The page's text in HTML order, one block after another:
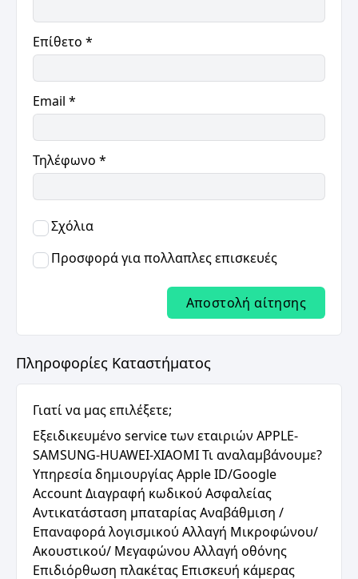
Επίθετο *
Email *
Τηλέφωνο *
Σχόλια
Προσφορά για πολλαπλες επισκευές
Αποστολή αίτησης
Πληροφορίες Καταστήματος
Γιατί να μας επιλέξετε;
Eξειδικευμένο service των εταιριών APPLE-
SAMSUNG-HUAWEI-XIAOMI Τι αναλαμβάνουμε?
Υπηρεσία δημιουργίας Apple ID/Google
Account Διαγραφή κωδικού Ασφαλείας
Αντικατάσταση μπαταρίας Αναβάθμιση /
Επαναφορά λογισμικού Αλλαγή Μικροφώνου/
Ακουστικού/ Μεγαφώνου Αλλαγή οθόνης
Επιδιόρθωση πλακέτας Επισκευή κάμερας